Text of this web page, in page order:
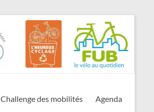
Challenge des mobilités Agenda